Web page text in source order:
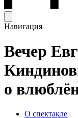
Навигация
Вечер
о
О спектакле